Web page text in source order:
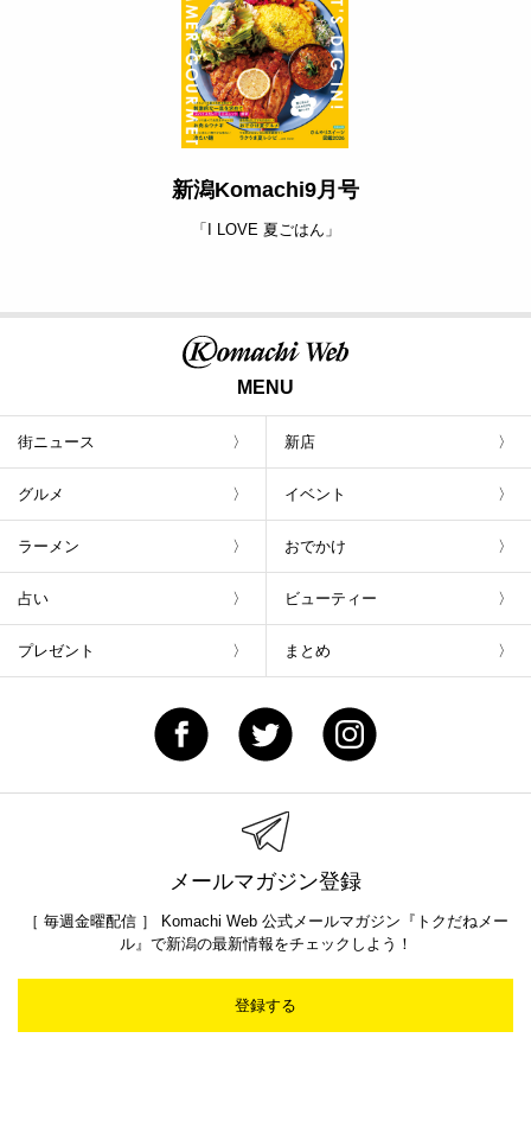
新潟Komachi9月号
「I LOVE 夏ごはん」
MENU
街ニュース 新店
グルメ イベント
ラーメン おでかけ
占い ビューティー
プレゼント まとめ
メールマガジン登録
［ 毎週金曜配信 ］ Komachi Web 公式メールマガジン『トクだねメー
ル』で新潟の最新情報をチェックしよう！
登録する